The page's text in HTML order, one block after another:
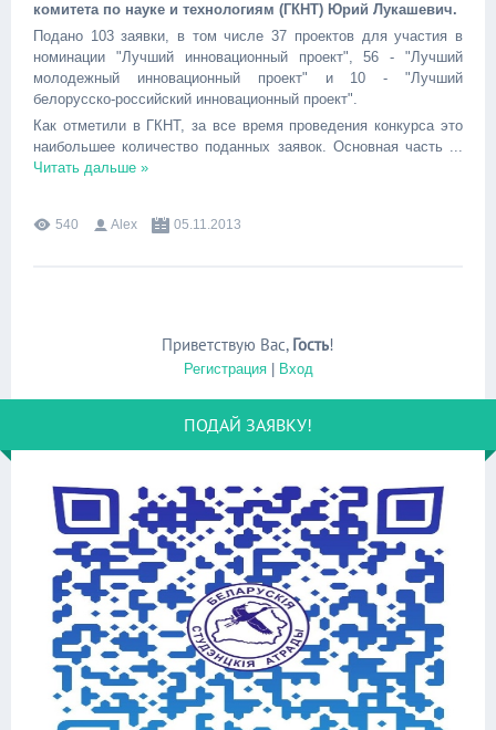
комитета по науке и технологиям (ГКНТ) Юрий Лукашевич.
Подано 103 заявки, в том числе 37 проектов для участия в
номинации "Лучший инновационный проект", 56 - "Лучший
молодежный инновационный проект" и 10 - "Лучший
белорусско-российский инновационный проект".
Как отметили в ГКНТ, за все время проведения конкурса это
наибольшее количество поданных заявок. Основная часть ...
Читать дальше »
540 Alex 05.11.2013
Приветствую Вас, Гость!
Регистрация| Вход
ПОДАЙ ЗАЯВКУ!